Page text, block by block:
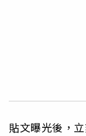
貼文曝光後，